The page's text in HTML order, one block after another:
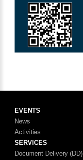
EVENTS
News
Activities
SERVICES
Document Delivery (DD)